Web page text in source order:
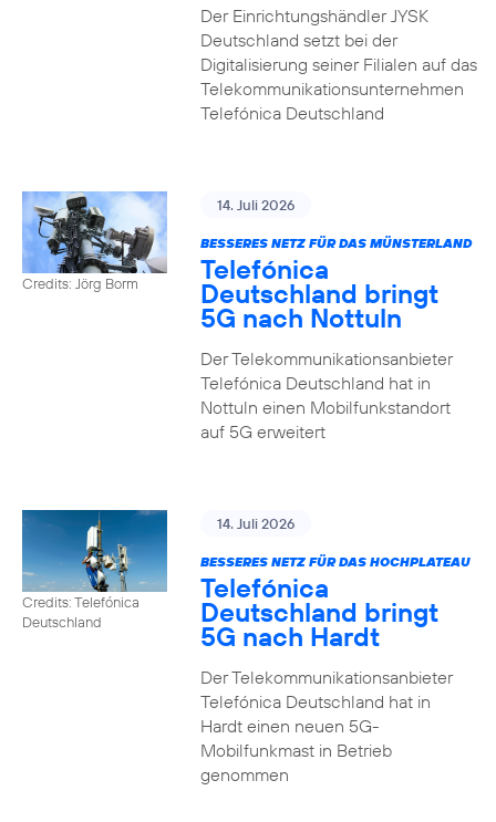
Der Einrichtungshändler JYSK
Deutschland setzt bei der
Digitalisierung seiner Filialen auf das
Telekommunikationsunternehmen
Telefónica Deutschland
Credits: Jörg Borm
14. Juli 2026
BESSERES NETZ FÜR DAS MÜNSTERLAND
Telefónica
Deutschland bringt
5G nach Nottuln
Der Telekommunikationsanbieter
Telefónica Deutschland hat in
Nottuln einen Mobilfunkstandort
auf 5G erweitert
Credits: Telefónica
Deutschland
14. Juli 2026
BESSERES NETZ FÜR DAS HOCHPLATEAU
Telefónica
Deutschland bringt
5G nach Hardt
Der Telekommunikationsanbieter
Telefónica Deutschland hat in
Hardt einen neuen 5G-
Mobilfunkmast in Betrieb
genommen